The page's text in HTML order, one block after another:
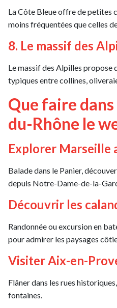
La Côte Bleue offre de petites
moins fréquentées que celles
8. Le massif des
Le massif des Alpilles propose
typiques entre collines,
Que faire
du-Rhône le
Explorer Marseille
Balade dans le Panier,
depuis Notre-Dame-de-la-
Découvrir les
Randonnée ou excursion en
pour admirer les paysages
Visiter Aix-en-
Flâner dans les rues
fontaines.